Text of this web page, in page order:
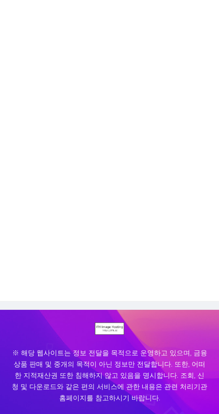
※ 해당 웹사이트는 정보 전달을 목적으로 운영하고 있으며, 금융
상품 판매 및 중개의 목적이 아닌 정보만 전달합니다. 또한, 어떠
한 지적재산권 또한 침해하지 않고 있음을 명시합니다. 조회, 신
청 및 다운로드와 같은 편의 서비스에 관한 내용은 관련 처리기관
홈페이지를 참고하시기 바랍니다.